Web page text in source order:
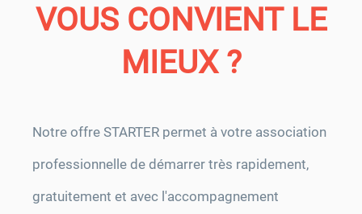
VOUS CONVIENT LE
MIEUX ?
Notre offre STARTER permet à votre association
professionnelle de démarrer très rapidement,
gratuitement et avec l'accompagnement